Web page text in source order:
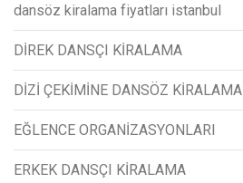
dansöz kiralama fiyatları istanbul
DİREK DANSÇI KİRALAMA
DİZİ ÇEKİMİNE DANSÖZ KİRALAMA
EĞLENCE ORGANİZASYONLARI
ERKEK DANSÇI KİRALAMA